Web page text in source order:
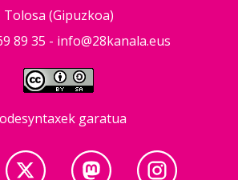
Tolosa (Gipuzkoa)
89 35 - info@28kanala.eus
garatua